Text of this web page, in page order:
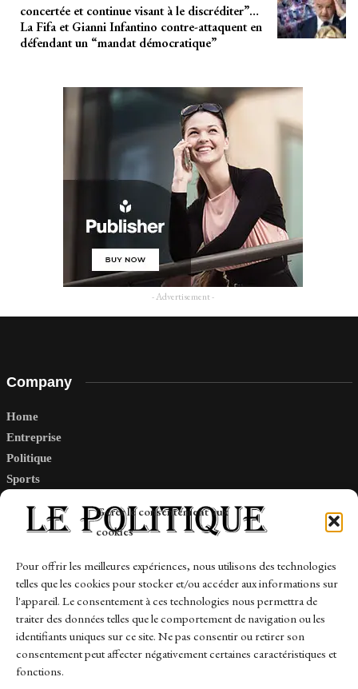
Gérer le consentement aux
cookies
Pour offrir les meilleures expériences, nous utilisons des technologies
telles que les cookies pour stocker et/ou accéder aux informations sur
l'appareil. Le consentement à ces technologies nous permettra de
traiter des données telles que le comportement de navigation ou les
identifiants uniques sur ce site. Ne pas consentir ou retirer son
consentement peut affecter négativement certaines caractéristiques et
fonctions.
concertée et continue visant à le discréditer”…
La Fifa et Gianni Infantino contre-attaquent en
défendant un “mandat démocratique”
- Advertisement -
Company
Home
Entreprise
Politique
Sports
Links
Contact
Sitemap